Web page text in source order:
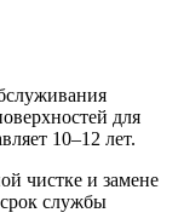
для
10–12 лет.
чистке и замене
службы